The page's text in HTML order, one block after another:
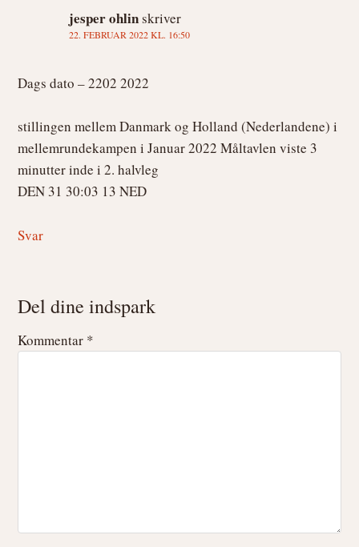
jesper ohlinskriver
22. FEBRUAR 2022 KL. 16:50
Dags dato – 2202 2022
stillingen mellem Danmark og Holland (Nederlandene) i
mellemrundekampen i Januar 2022 Måltavlen viste 3
minutter inde i 2. halvleg
DEN 31 30:03 13 NED
Svar
Del dine indspark
Kommentar *